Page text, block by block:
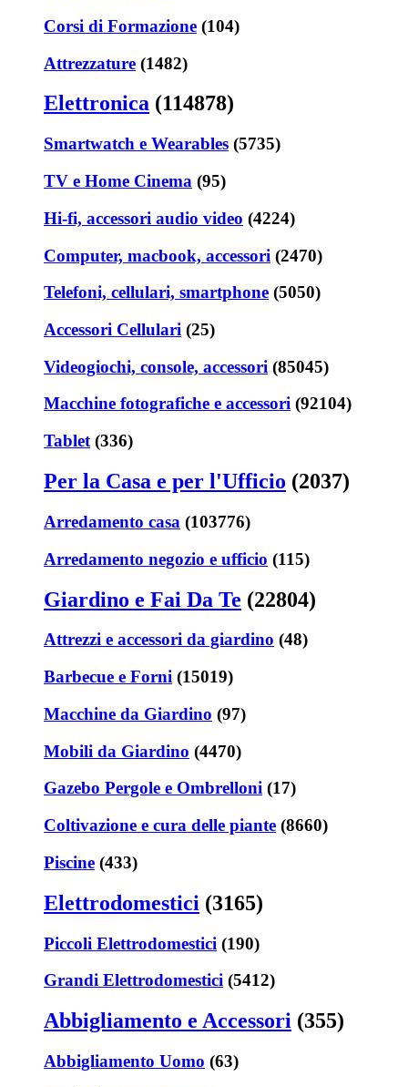
Corsi di Formazione (104)
Attrezzature (1482)
Elettronica (114878)
Smartwatch e Wearables (5735)
TV e Home Cinema (95)
Hi-fi, accessori audio video (4224)
Computer, macbook, accessori (2470)
Telefoni, cellulari, smartphone (5050)
Accessori Cellulari (25)
Videogiochi, console, accessori (85045)
Macchine fotografiche e accessori (92104)
Tablet (336)
Per la Casa e per l'Ufficio (2037)
Arredamento casa (103776)
Arredamento negozio e ufficio (115)
Giardino e Fai Da Te (22804)
Attrezzi e accessori da giardino (48)
Barbecue e Forni (15019)
Macchine da Giardino (97)
Mobili da Giardino (4470)
Gazebo Pergole e Ombrelloni (17)
Coltivazione e cura delle piante (8660)
Piscine (433)
Elettrodomestici (3165)
Piccoli Elettrodomestici (190)
Grandi Elettrodomestici (5412)
Abbigliamento e Accessori (355)
Abbigliamento Uomo (63)